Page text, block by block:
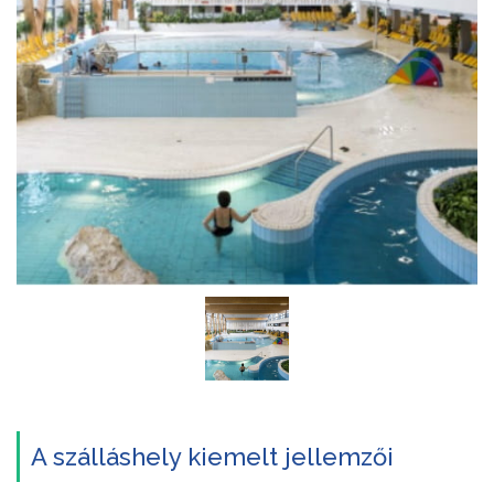
A szálláshely kiemelt jellemzői